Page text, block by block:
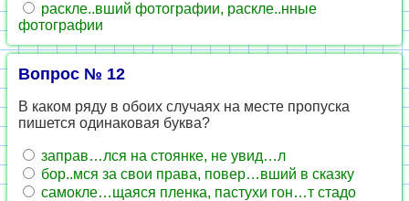
раскле..вший фотографии, раскле..нные
фотографии
Вопрос № 12
В каком ряду в обоих случаях на месте пропуска
пишется одинаковая буква?
заправ…лся на стоянке, не увид…л
бор..мся за свои права, повер…вший в сказку
самокле…щаяся пленка, пастухи гон…т стадо